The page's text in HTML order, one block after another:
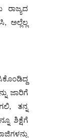
ರಾಜ್ಯದ
ಅಲ್ಲೆಲ್ಲ
ಜಾರಿಗೆ
ತನ್ನ
ಶಿಕ್ಷೆಗೆ